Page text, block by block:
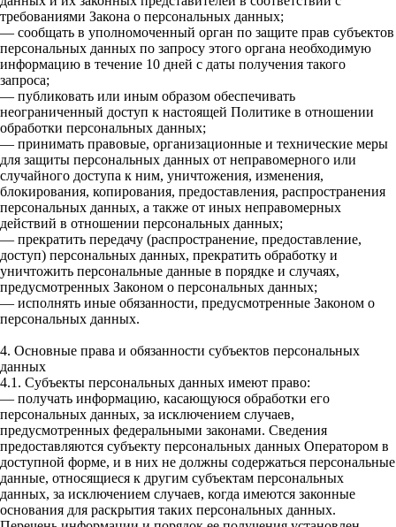
требованиями Закона о персональных данных;
— сообщать в уполномоченный орган по защите прав субъектов
персональных данных по запросу этого органа необходимую
информацию в течение 10 дней с даты получения такого
запроса;
— публиковать или иным образом обеспечивать
неограниченный доступ к настоящей Политике в отношении
обработки персональных данных;
— принимать правовые, организационные и технические меры
для защиты персональных данных от неправомерного или
случайного доступа к ним, уничтожения, изменения,
блокирования, копирования, предоставления, распространения
персональных данных, а также от иных неправомерных
действий в отношении персональных данных;
— прекратить передачу (распространение, предоставление,
доступ) персональных данных, прекратить обработку и
уничтожить персональные данные в порядке и случаях,
предусмотренных Законом о персональных данных;
— исполнять иные обязанности, предусмотренные Законом о
персональных данных.
4. Основные права и обязанности субъектов персональных
данных
4.1. Субъекты персональных данных имеют право:
— получать информацию, касающуюся обработки его
персональных данных, за исключением случаев,
предусмотренных федеральными законами. Сведения
предоставляются субъекту персональных данных Оператором в
доступной форме, и в них не должны содержаться персональные
данные, относящиеся к другим субъектам персональных
данных, за исключением случаев, когда имеются законные
основания для раскрытия таких персональных данных.